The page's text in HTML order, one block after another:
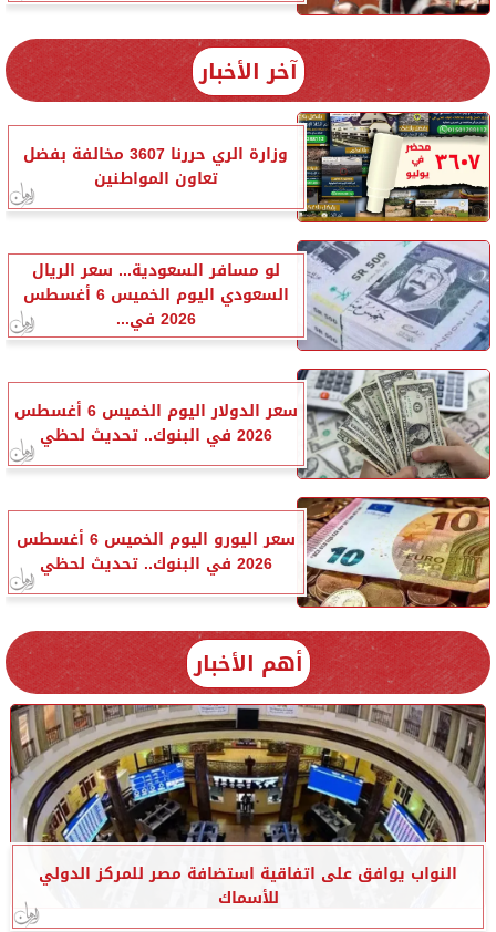
آخر الأخبار
وزارة الري حررنا 3607 مخالفة بفضل
تعاون المواطنين
لو مسافر السعودية... سعر الريال
السعودي اليوم الخميس 6 أغسطس
2026 في...
سعر الدولار اليوم الخميس 6 أغسطس
2026 في البنوك.. تحديث لحظي
سعر اليورو اليوم الخميس 6 أغسطس
2026 في البنوك.. تحديث لحظي
أهم الأخبار
النواب يوافق على اتفاقية استضافة مصر للمركز الدولي
للأسماك